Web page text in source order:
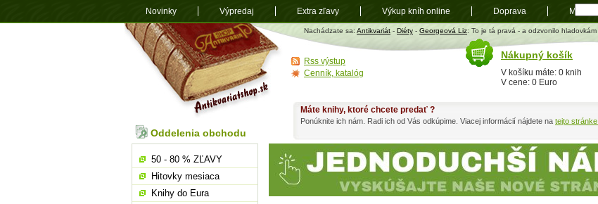
Antikvariát
shop.sk
Nachádzate sa: Antikvariát - Diéty - Georgeová Liz: To je tá pravá - a odzvonilo hladovkám
Máte knihy, ktoré chcete predať ?
Ponúknite ich nám. Radi ich od Vás odkúpime. Viacej informácií nájdete na tejto stránke.
Oddelenia obchodu
50 - 80 % ZĽAVY
Hitovky mesiaca
Knihy do Eura
Nákupný košík
V košíku máte: 0 knih
V cene: 0 Euro
Rss výstup
Cenník, katalóg
Novinky Výpredaj Extra zľavy Výkup kníh online Doprava Mapa